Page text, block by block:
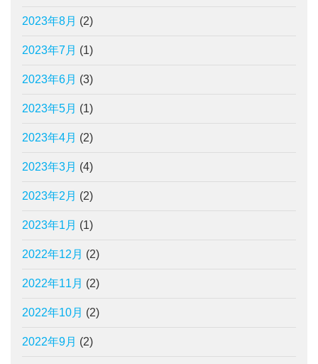
2023年8月 (2)
2023年7月 (1)
2023年6月 (3)
2023年5月 (1)
2023年4月 (2)
2023年3月 (4)
2023年2月 (2)
2023年1月 (1)
2022年12月 (2)
2022年11月 (2)
2022年10月 (2)
2022年9月 (2)